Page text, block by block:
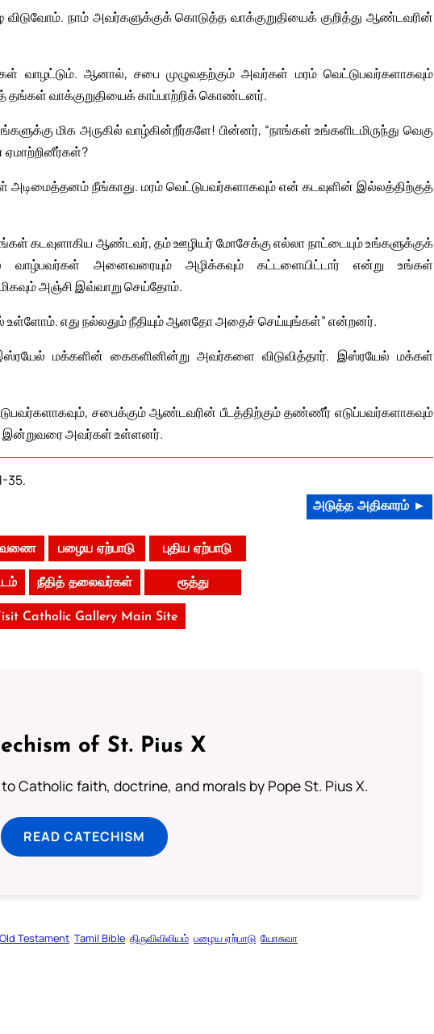
நாம் அவர்களுக்குக் கொடுத்த வாக்குறுதியைக் குறித்து ஆண்டவரின்
வாழட்டும். ஆனால், சபை முழுவதற்கும் அவர்கள் மரம் வெட்டுபவர்களாகவும்
தங்கள் வாக்குறுதியைக் காப்பாற்றிக் கொண்டனர்.
மிக அருகில் வாழ்கின்றீர்களே! பின்னர், “நாங்கள் உங்களிடமிருந்து வெகு
நீங்காது. மரம் வெட்டுபவர்களாகவும் என் கடவுளின் இல்லத்திற்குத்
கடவுளாகிய ஆண்டவர், தம் ஊழியர் மோசேக்கு எல்லா நாட்டையும் உங்களுக்குக்
வாழ்பவர்கள் அனைவரையும் அழிக்கவும் கட்டளையிட்டார் என்று உங்கள்
அஞ்சி இவ்வாறு செய்தோம்.
எது நல்லதும் நீதியும் ஆனதோ அதைச் செய்யுங்கள்” என்றனர்.
மக்களின் கைகளினின்று அவர்களை விடுவித்தார். இஸ்ரயேல் மக்கள்
சபைக்கும் ஆண்டவரின் பீடத்திற்கும் தண்ணீர் எடுப்பவர்களாகவும்
இன்றுவரை அவர்கள் உள்ளனர்.
35.
அடுத்த அதிகாரம் ►
பழைய ஏற்பாடு புதிய ஏற்பாடு
நீதித் தலைவர்கள் ரூத்து
Catholic Gallery Main Site
of St. Pius X
Catholic faith, doctrine, and morals by Pope St. Pius X.
READ CATECHISM
Old Testament Tamil Bible திருவிவிலியம் பழைய ஏற்பாடு யோசுவா